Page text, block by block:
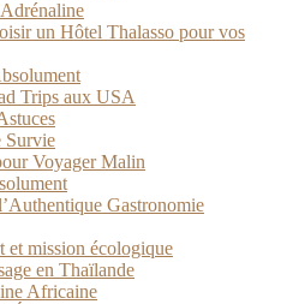
un Hôtel Thalasso pour vos
Trips aux USA
Survie
Voyager Malin
Gastronomie
et mission écologique
en Thaïlande
Africaine